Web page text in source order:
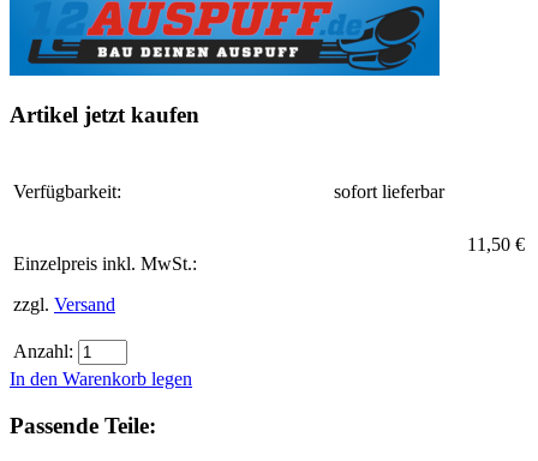
Artikel jetzt kaufen
Verfügbarkeit: sofort lieferbar
Einzelpreis inkl. MwSt.:
zzgl. Versand
11,50 €
Anzahl:
In den Warenkorb legen
Passende Teile: